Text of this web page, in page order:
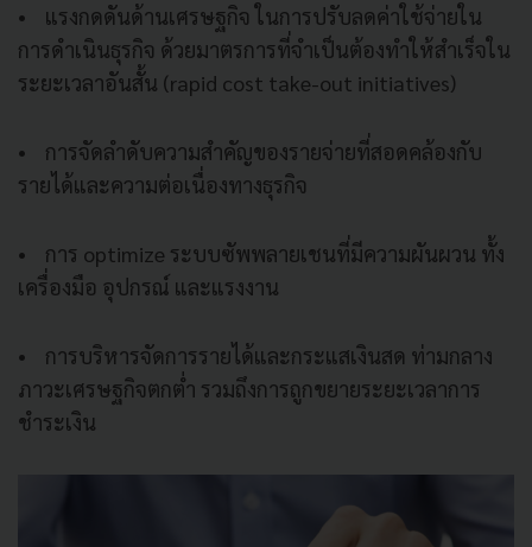
• แรงกดดันด้านเศรษฐกิจ ในการปรับลดค่าใช้จ่ายใน
การดำเนินธุรกิจ ด้วยมาตรการที่จำเป็นต้องทำให้สำเร็จใน
ระยะเวลาอันสั้น (rapid cost take-out initiatives)
• การจัดลำดับความสำคัญของรายจ่ายที่สอดคล้องกับ
รายได้และความต่อเนื่องทางธุรกิจ
• การ optimize ระบบซัพพลายเชนที่มีความผันผวน ทั้ง
เครื่องมือ อุปกรณ์ และแรงงาน
• การบริหารจัดการรายได้และกระแสเงินสด ท่ามกลาง
ภาวะเศรษฐกิจตกต่ำ รวมถึงการถูกขยายระยะเวลาการ
ชำระเงิน